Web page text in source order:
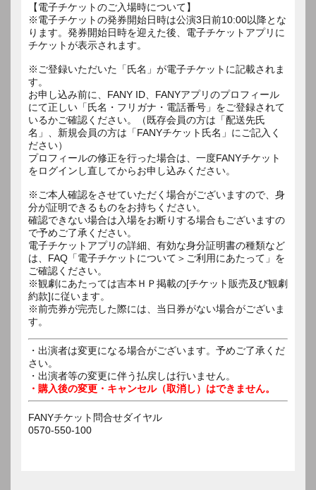
【電子チケットのご入場時について】
※電子チケットの発券開始日時は公演3日前10:00以降とな
ります。発券開始日時を迎えた後、電子チケットアプリに
チケットが表示されます。
※ご登録いただいた「氏名」が電子チケットに記載されま
す。
お申し込み前に、FANY ID、FANYアプリのプロフィール
にて正しい「氏名・フリガナ・電話番号」をご登録されて
いるかご確認ください。（既存会員の方は「配送先氏
名」、新規会員の方は「FANYチケット氏名」にご記入く
ださい）
プロフィールの修正を行った場合は、一度FANYチケット
をログインし直してからお申し込みください。
※ご本人確認をさせていただく場合がございますので、身
分が証明できるものをお持ちください。
確認できない場合は入場をお断りする場合もございますの
で予めご了承ください。
電子チケットアプリの詳細、有効な身分証明書の種類など
は、FAQ「電子チケットについて＞ご利用にあたって」を
ご確認ください。
※観劇にあたっては吉本ＨＰ掲載の[チケット販売及び観劇
約款]に従います。
※前売券が完売した際には、当日券がない場合がございま
す。
・出演者は変更になる場合がございます。予めご了承くだ
さい。
・出演者等の変更に伴う払戻しは行いません。
・購入後の変更・キャンセル（取消し）はできません。
FANYチケット問合せダイヤル
0570-550-100